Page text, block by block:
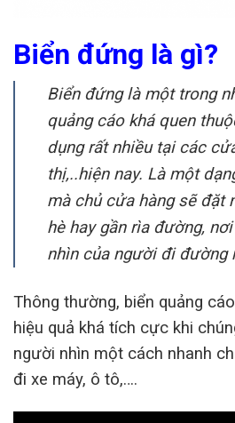
Biển đứng là gì?
Biển đứng là một trong
quảng cáo khá quen
dụng rất nhiều tại các
thị,..hiện nay. Là một
mà chủ cửa hàng sẽ đặt
hè hay gần rìa đường,
nhìn của người đi đường
Thông thường, biển quảng
hiệu quả khá tích cực khi
người nhìn một cách nhanh
đi xe máy, ô tô,….